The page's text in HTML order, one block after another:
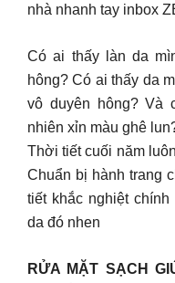
nhà nhanh tay inbox
Có ai thấy làn da
hông? Có ai thấy da
vô duyên hông? Và
nhiên xỉn màu ghê
Thời tiết cuối năm
Chuẩn bị hành trang
tiết khắc nghiệt
da đó nhen
RỬA MẶT SẠCH